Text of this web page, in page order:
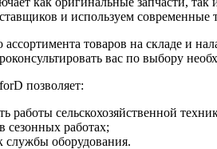
и используем современные
товаров на складе и
вас по выбору
позволяет:
работы сельскохозяйственной
сезонных работах;
службы оборудования.